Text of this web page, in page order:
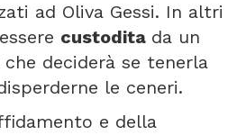
ad Oliva Gessi. In altri
custodita da un
deciderà se tenerla
le ceneri.
e della